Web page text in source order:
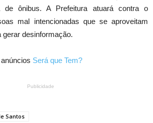
ônibus. A Prefeitura atuará contra o
mal intencionadas que se aproveitam
desinformação.
Será que Tem?
Publicidade
Santos